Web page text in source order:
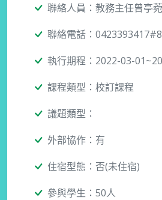
聯絡人員：教務主任曾亭菀
聯絡電話：
執行期程：2022-03-
課程類型：校訂課程
議題類型：
外部協作：有
住宿型態：否(未住宿)
參與學生：50人